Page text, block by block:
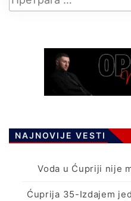
NAJNOVIJE VESTI
Voda u Ćupriji nije
Ćuprija 35-Izdajem